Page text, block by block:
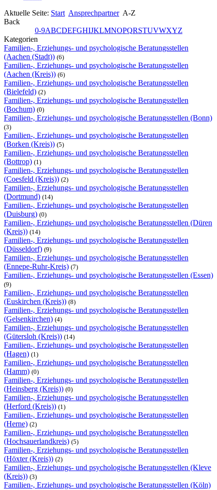
Aktuelle Seite: Start Ansprechpartner A-Z
Back
0-9ABCDEFGHIJKLMNOPQRSTUVWXYZ
Kategorien
Familien-, Erziehungs- und psychologische Beratungsstellen
(Aachen (Stadt)) (6)
Familien-, Erziehungs- und psychologische Beratungsstellen
(Aachen (Kreis)) (6)
Familien-, Erziehungs- und psychologische Beratungsstellen
(Bielefeld) (2)
Familien-, Erziehungs- und psychologische Beratungsstellen
(Bochum) (0)
Familien-, Erziehungs- und psychologische Beratungsstellen (Bonn)
(3)
Familien-, Erziehungs- und psychologische Beratungsstellen
(Borken (Kreis)) (5)
Familien-, Erziehungs- und psychologische Beratungsstellen
(Bottrop) (1)
Familien-, Erziehungs- und psychologische Beratungsstellen
(Coesfeld (Kreis)) (2)
Familien-, Erziehungs- und psychologische Beratungsstellen
(Dortmund) (14)
Familien-, Erziehungs- und psychologische Beratungsstellen
(Duisburg) (0)
Familien-, Erziehungs- und psychologische Beratungsstellen (Düren
(Kreis)) (14)
Familien-, Erziehungs- und psychologische Beratungsstellen
(Düsseldorf) (9)
Familien-, Erziehungs- und psychologische Beratungsstellen
(Ennepe-Ruhr-Kreis) (7)
Familien-, Erziehungs- und psychologische Beratungsstellen (Essen)
(9)
Familien-, Erziehungs- und psychologische Beratungsstellen
(Euskirchen (Kreis)) (8)
Familien-, Erziehungs- und psychologische Beratungsstellen
(Gelsenkirchen) (4)
Familien-, Erziehungs- und psychologische Beratungsstellen
(Gütersloh (Kreis)) (14)
Familien-, Erziehungs- und psychologische Beratungsstellen
(Hagen) (1)
Familien-, Erziehungs- und psychologische Beratungsstellen
(Hamm) (0)
Familien-, Erziehungs- und psychologische Beratungsstellen
(Heinsberg (Kreis)) (0)
Familien-, Erziehungs- und psychologische Beratungsstellen
(Herford (Kreis)) (1)
Familien-, Erziehungs- und psychologische Beratungsstellen
(Herne) (2)
Familien-, Erziehungs- und psychologische Beratungsstellen
(Hochsauerlandkreis) (5)
Familien-, Erziehungs- und psychologische Beratungsstellen
(Höxter (Kreis)) (2)
Familien-, Erziehungs- und psychologische Beratungsstellen (Kleve
(Kreis)) (3)
Familien-, Erziehungs- und psychologische Beratungsstellen (Köln)